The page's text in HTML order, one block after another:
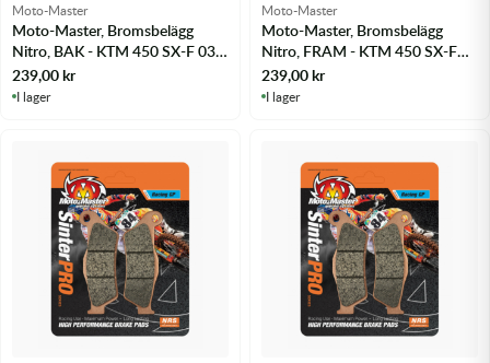
Moto-Master
Moto-Master, Bromsbelägg
Nitro, BAK - KTM 450 SX-F 03-
25 m.fl.
239,00kr
I lager
Moto-Master
Moto-Master, Bromsbelägg
Nitro, FRAM - KTM 450 SX-F
03-25 m.fl.
239,00kr
I lager